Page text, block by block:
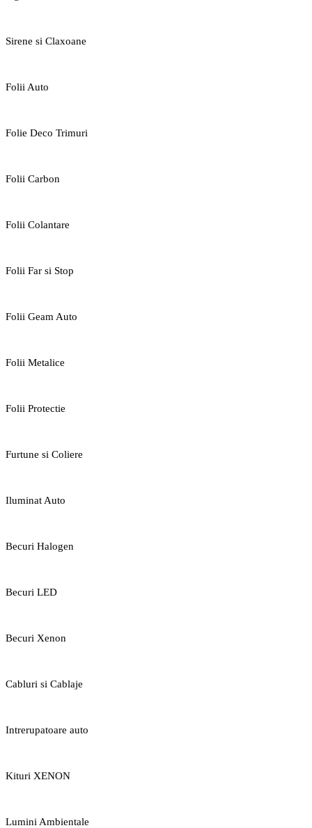
Sirene si Claxoane
Folii Auto
Folie Deco Trimuri
Folii Carbon
Folii Colantare
Folii Far si Stop
Folii Geam Auto
Folii Metalice
Folii Protectie
Furtune si Coliere
Iluminat Auto
Becuri Halogen
Becuri LED
Becuri Xenon
Cabluri si Cablaje
Intrerupatoare auto
Kituri XENON
Lumini Ambientale